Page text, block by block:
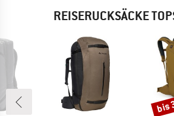
REISERUCKSÄCKE
bis